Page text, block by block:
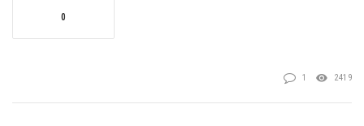
0
1 2419